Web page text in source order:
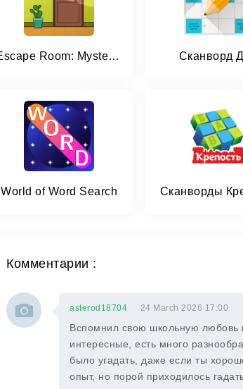
Escape Room: Mystery Word Сканворд
World of Word Search Сканворды
Комментарии :
asterod18704 24 March 2026 17:00
Вспомнил свою школьную любовь
интересные, есть много
было угадать, даже если ты
опыт, но порой приходилось